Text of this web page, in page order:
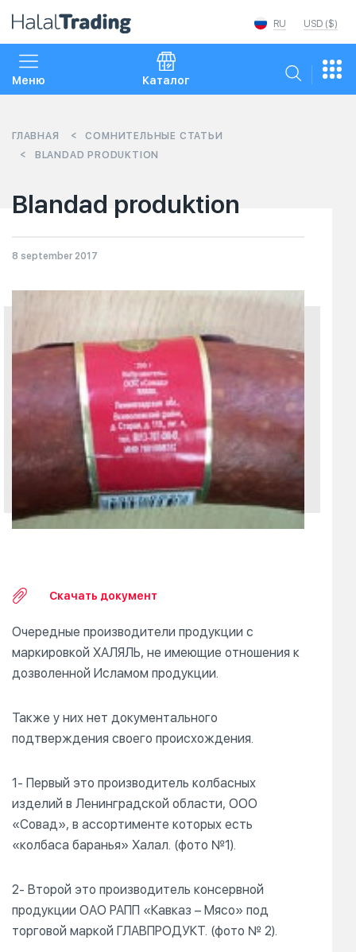
USD ($)
RU
Меню Каталог
ГЛАВНАЯ
СОМНИТЕЛЬНЫЕ СТАТЬИ
BLANDAD PRODUKTION
Blandad produktion
8 september 2017
Скачать документ
Очередные производители продукции с
маркировкой ХАЛЯЛЬ, не имеющие отношения к
дозволенной Исламом продукции.
Также у них нет документального
подтверждения своего происхождения.
1- Первый это производитель колбасных
изделий в Ленинградской области, ООО
«Совад», в ассортименте которых есть
«колбаса баранья» Халал. (фото №1).
2- Второй это производитель консервной
продукции ОАО РАПП «Кавказ – Мясо» под
торговой маркой ГЛАВПРОДУКТ. (фото № 2).